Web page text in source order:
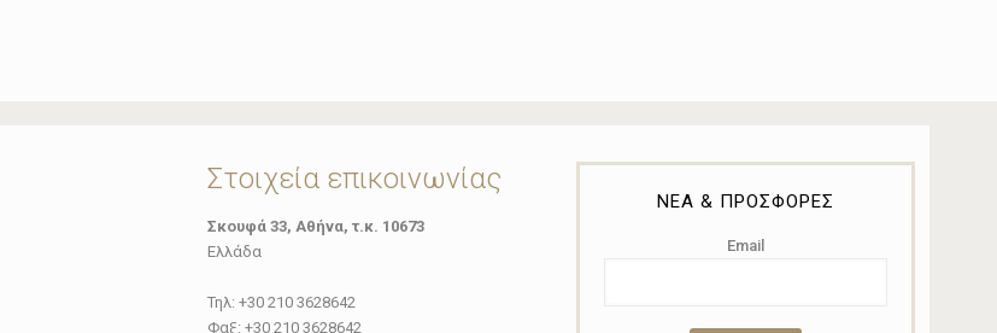
Στοιχεία επικοινωνίας
Σκουφά 33, Αθήνα, τ.κ. 10673
Ελλάδα
Τηλ: +30 210 3628642
Φαξ: +30 210 3628642
ΝΕΑ & ΠΡΟΣΦΟΡΕΣ
Email